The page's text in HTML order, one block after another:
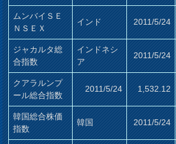
ムンバイＳＥ
ＮＳＥＸ
インド 2011/5/24
ジャカルタ総
合指数
インドネシ
ア
2011/5/24
クアラルンプ
ール総合指数
2011/5/24 1,532.12
韓国総合株価
指数
韓国 2011/5/24